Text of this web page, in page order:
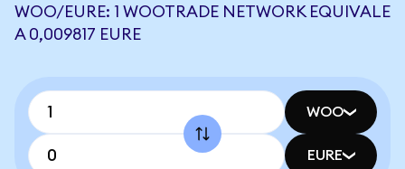
WOO/EURE: 1 WOOTRADE NETWORK EQUIVALE
A 0,009817 EURE
WOO
EURE